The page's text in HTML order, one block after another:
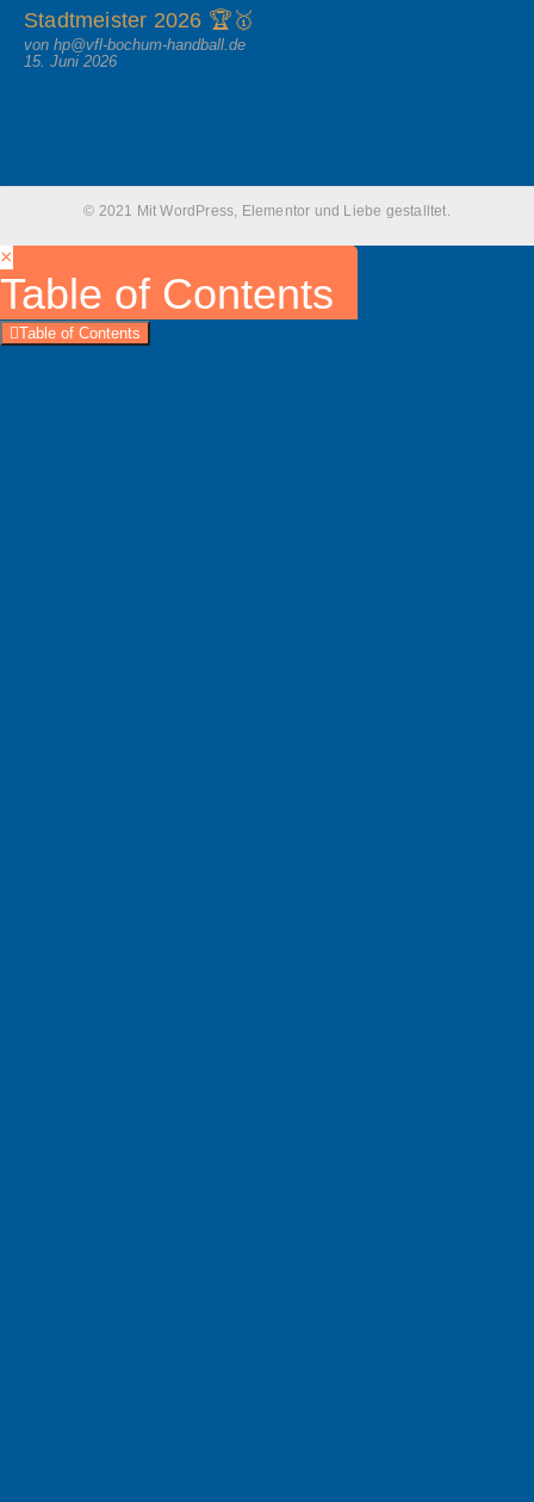
Stadtmeister 2026 🏆🥇
von hp@vfl-bochum-handball.de
15. Juni 2026
© 2021 Mit WordPress, Elementor und Liebe gestalltet.
×
Table of Contents
Table of Contents